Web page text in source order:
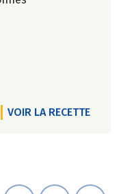
VOIR LA RECETTE